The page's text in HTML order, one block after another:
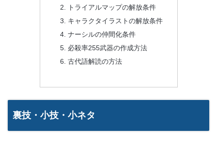
トライアルマップの解放条件
キャラクタイラストの解放条件
ナーシルの仲間化条件
必殺率255武器の作成方法
古代語解読の方法
裏技・小技・小ネタ